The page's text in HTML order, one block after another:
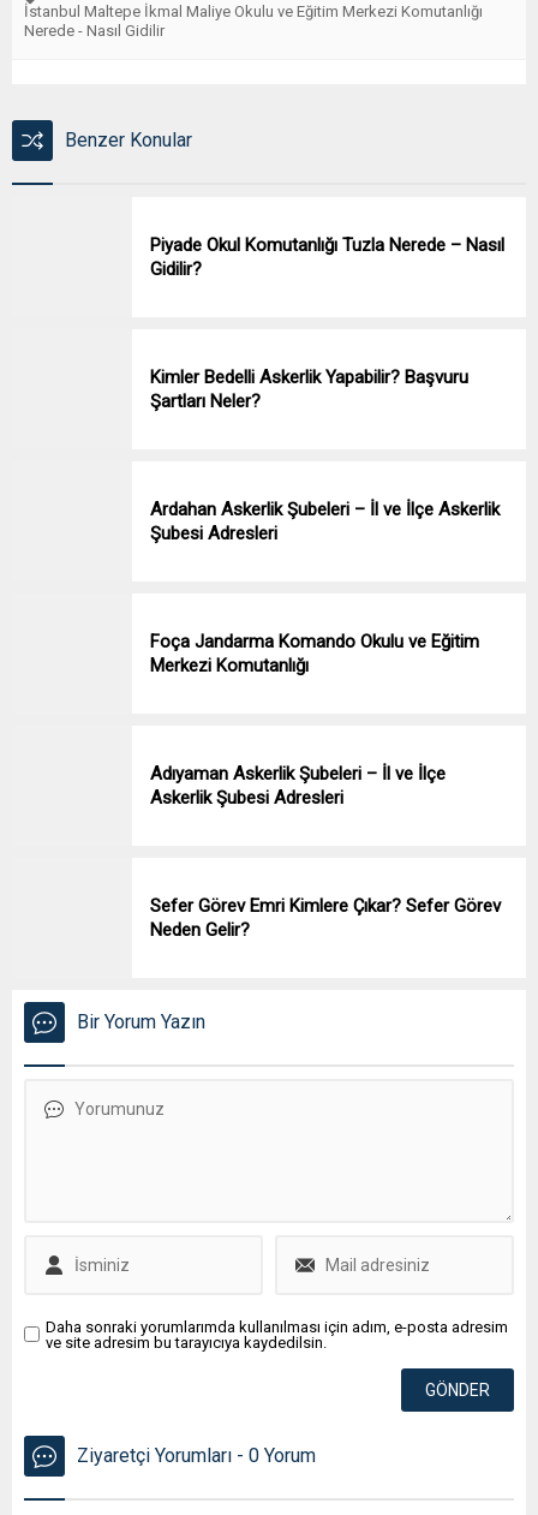
İstanbul Maltepe İkmal Maliye Okulu ve Eğitim Merkezi Komutanlığı
Nerede - Nasıl Gidilir
Benzer Konular
Piyade Okul Komutanlığı Tuzla Nerede – Nasıl
Gidilir?
Kimler Bedelli Askerlik Yapabilir? Başvuru
Şartları Neler?
Ardahan Askerlik Şubeleri – İl ve İlçe Askerlik
Şubesi Adresleri
Foça Jandarma Komando Okulu ve Eğitim
Merkezi Komutanlığı
Adıyaman Askerlik Şubeleri – İl ve İlçe
Askerlik Şubesi Adresleri
Sefer Görev Emri Kimlere Çıkar? Sefer Görev
Neden Gelir?
Bir Yorum Yazın
Daha sonraki yorumlarımda kullanılması için adım, e-posta adresim
ve site adresim bu tarayıcıya kaydedilsin.
Ziyaretçi Yorumları - 0 Yorum